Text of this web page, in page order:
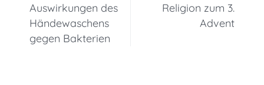
Auswirkungen des
Händewaschens
gegen Bakterien
Religion zum 3.
Advent